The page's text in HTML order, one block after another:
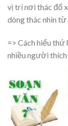
vị trí nơi thác đổ
dòng thác nhìn từ
=> Cách hiểu thứ
nhiều người thích